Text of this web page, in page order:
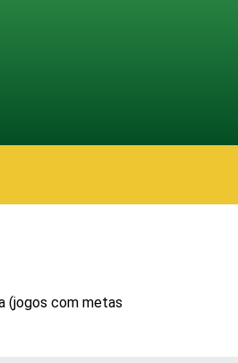
(jogos com metas